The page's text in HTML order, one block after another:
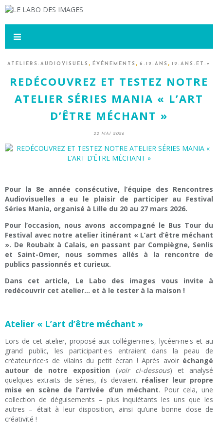
ATELIERS-AUDIOVISUELS , ÉVÉNEMENTS , 6-12-ANS , 12-ANS-ET-+
REDÉCOUVREZ ET TESTEZ NOTRE
ATELIER SÉRIES MANIA « L’ART
D’ÊTRE MÉCHANT »
22 MAI 2026
Pour la 8e année consécutive, l’équipe des Rencontres
Audiovisuelles a eu le plaisir de participer au Festival
Séries Mania, organisé à Lille du 20 au 27 mars 2026.
Pour l’occasion, nous avons accompagné le Bus Tour du
Festival avec notre atelier itinérant « L’art d’être méchant
». De Roubaix à Calais, en passant par Compiègne, Senlis
et Saint-Omer, nous sommes allés à la rencontre de
publics passionnés et curieux.
Dans cet article, Le Labo des images vous invite à
redécouvrir cet atelier… et à le tester à la maison !
Atelier « L’art d’être méchant »
Lors de cet atelier, proposé aux collégien·ne·s, lycéen·ne·s et au
grand public, les participant·e·s entraient dans la peau de
créateur·rice·s de vilains du petit écran ! Après avoir échangé
autour de notre exposition (voir ci-dessous) et analysé
quelques extraits de séries, ils devaient réaliser leur propre
mise en scène de l’arrivée d’un méchant. Pour cela, une
collection de déguisements – plus inquiétants les uns que les
autres – était à leur disposition, ainsi qu’une bonne dose de
créativité !